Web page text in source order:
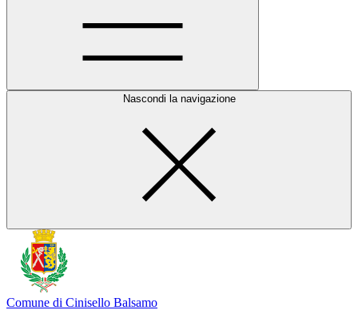
Nascondi la navigazione
Comune di Cinisello Balsamo